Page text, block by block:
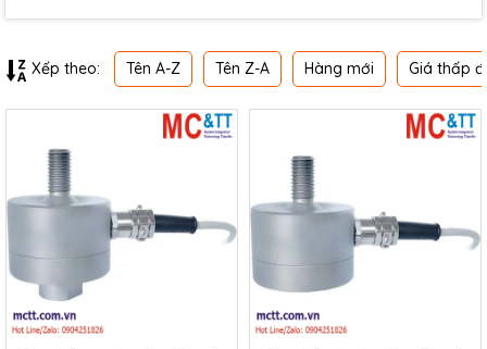
Xếp theo: Tên A-Z Tên Z-A Hàng mới Giá thấp